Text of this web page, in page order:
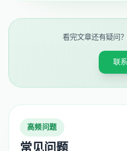
看完文章还有疑问
联
高频问题
常见问题